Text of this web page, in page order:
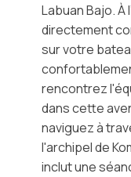
Labuan Bajo. À
directement
sur votre
rencontrez
dans cette
naviguez à
l'archipel de
inclut une